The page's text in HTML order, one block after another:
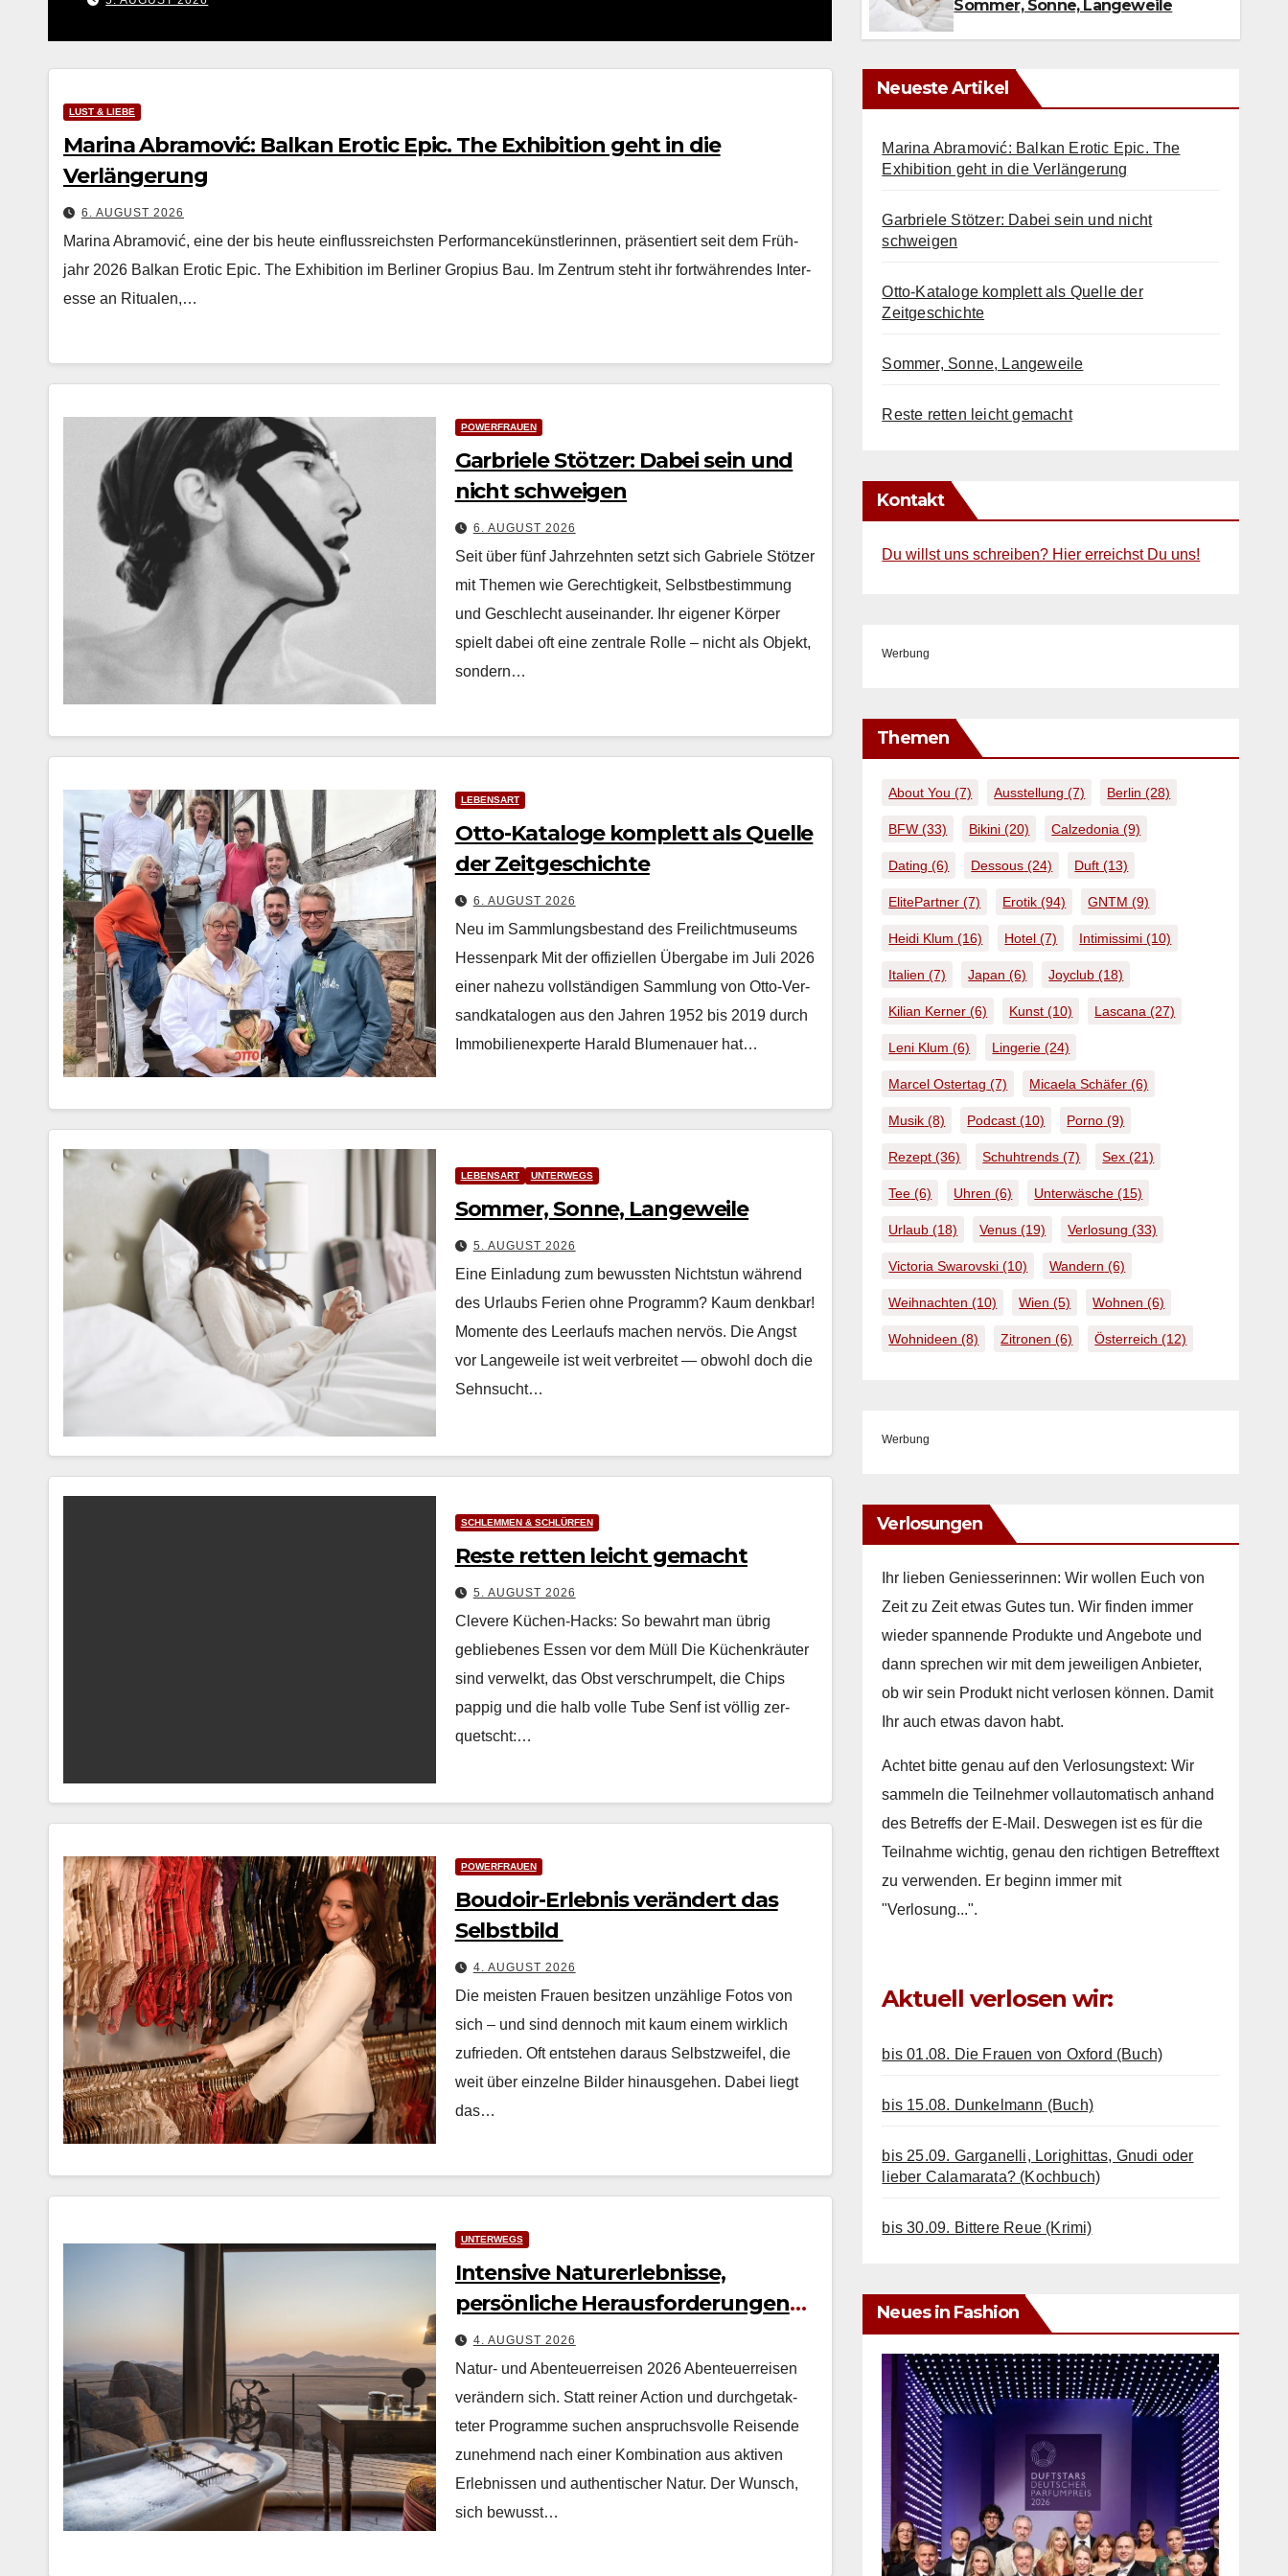
Sommer, Sonne, Langeweile
LUST & LIEBE
Marina Abramović: Balkan Erotic Epic. The Exhibition geht in die
Verlängerung
6. AUGUST 2026
Mari­na Abramović, eine der bis heute ein­flussre­ich­sten Per­for­mancekün­st­lerin­nen, präsen­tiert seit dem Früh­
jahr 2026 Balkan Erot­ic Epic. The Exhi­bi­tion im Berlin­er Gropius Bau. Im Zen­trum ste­ht ihr fortwähren­des Inter­
esse an Rit­ualen,…
POWERFRAUEN
Garbriele Stötzer: Dabei sein und
nicht schweigen
6. AUGUST 2026
Seit über fünf Jahrzehn­ten set­zt sich Gabriele Stötzer
mit The­men wie Gerechtigkeit, Selb­st­bes­tim­mung
und Geschlecht auseinan­der. Ihr eigen­er Kör­p­er
spielt dabei oft eine zen­trale Rolle – nicht als Objekt,
son­dern…
LEBENSART
Otto-Kataloge komplett als Quelle
der Zeitgeschichte
6. AUGUST 2026
Neu im Sammlungsbestand des Freilichtmuseums
Hessenpark Mit der offiziellen Über­gabe im Juli 2026
ein­er nahezu voll­ständi­gen Samm­lung von Otto-Ver­
sand­kat­a­lo­gen aus den Jahren 1952 bis 2019 durch
Immo­bilienex­perte Har­ald Blu­me­nauer hat…
LEBENSART UNTERWEGS
Sommer, Sonne, Langeweile
5. AUGUST 2026
Eine Einladung zum bewussten Nichtstun während
des Urlaubs Ferien ohne Pro­gramm? Kaum denkbar!
Momente des Leer­laufs machen nervös. Die Angst
vor Langeweile ist weit ver­bre­it­et — obwohl doch die
Sehn­sucht…
SCHLEMMEN & SCHLÜRFEN
Reste retten leicht gemacht
5. AUGUST 2026
Clevere Küchen-Hacks: So bewahrt man übrig
gebliebenes Essen vor dem Müll Die Küchenkräuter
sind ver­welkt, das Obst ver­schrumpelt, die Chips
pap­pig und die halb volle Tube Senf ist völ­lig zer­
quetscht:…
POWERFRAUEN
Boudoir-Erlebnis verändert das
Selbstbild
4. AUGUST 2026
Die meis­ten Frauen besitzen unzäh­lige Fotos von
sich – und sind den­noch mit kaum einem wirk­lich
zufrieden. Oft entste­hen daraus Selb­stzweifel, die
weit über einzelne Bilder hin­aus­ge­hen. Dabei liegt
das…
UNTERWEGS
Intensive Naturerlebnisse,
persönliche Herausforderungen
und authentische Erfahrungen
4. AUGUST 2026
Natur- und Abenteuerreisen 2026 Aben­teuer­reisen
verän­dern sich. Statt rein­er Action und durchge­tak­
teter Pro­gramme suchen anspruchsvolle Reisende
zunehmend nach ein­er Kom­bi­na­tion aus aktiv­en
Erleb­nis­sen und authen­tis­ch­er Natur. Der Wun­sch,
sich bewusst…
Neueste Artikel
Marina Abramović: Balkan Erotic Epic. The
Exhibition geht in die Verlängerung
Garbriele Stötzer: Dabei sein und nicht
schweigen
Otto-Kataloge komplett als Quelle der
Zeitgeschichte
Sommer, Sonne, Langeweile
Reste retten leicht gemacht
Kontakt
Du willst uns schreiben? Hier erreichst Du uns!
Werbung
Themen
About You (7) Ausstellung (7) Berlin (28)
BFW (33) Bikini (20) Calzedonia (9)
Dating (6) Dessous (24) Duft (13)
ElitePartner (7) Erotik (94) GNTM (9)
Heidi Klum (16) Hotel (7) Intimissimi (10)
Italien (7) Japan (6) Joyclub (18)
Kilian Kerner (6) Kunst (10) Lascana (27)
Leni Klum (6) Lingerie (24)
Marcel Ostertag (7) Micaela Schäfer (6)
Musik (8) Podcast (10) Porno (9)
Rezept (36) Schuhtrends (7) Sex (21)
Tee (6) Uhren (6) Unterwäsche (15)
Urlaub (18) Venus (19) Verlosung (33)
Victoria Swarovski (10) Wandern (6)
Weihnachten (10) Wien (5) Wohnen (6)
Wohnideen (8) Zitronen (6) Österreich (12)
Werbung
Verlosungen
Ihr lieben Geniesserinnen: Wir wollen Euch von
Zeit zu Zeit etwas Gutes tun. Wir finden immer
wieder spannende Produkte und Angebote und
dann sprechen wir mit dem jeweiligen Anbieter,
ob wir sein Produkt nicht verlosen können. Damit
Ihr auch etwas davon habt.
Achtet bitte genau auf den Verlosungstext: Wir
sammeln die Teilnehmer vollautomatisch anhand
des Betreffs der E-Mail. Deswegen ist es für die
Teilnahme wichtig, genau den richtigen Betrefftext
zu verwenden. Er beginn immer mit
"Verlosung...".
Aktuell verlosen wir:
bis 01.08. Die Frauen von Oxford (Buch)
bis 15.08. Dunkelmann (Buch)
bis 25.09. Garganelli, Lorighittas, Gnudi oder
lieber Calamarata? (Kochbuch)
bis 30.09. Bittere Reue (Krimi)
Neues in Fashion